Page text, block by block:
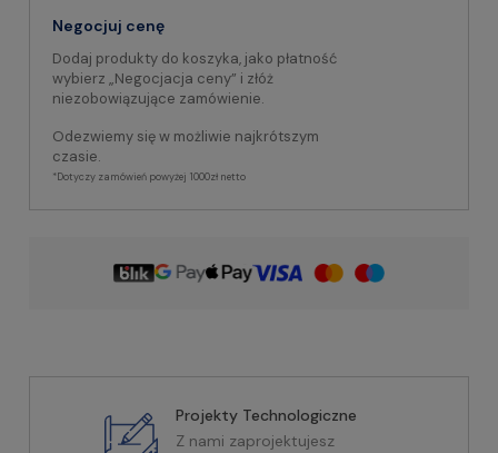
Negocjuj cenę
Dodaj produkty do koszyka, jako płatność
wybierz „Negocjacja ceny” i złóż
niezobowiązujące zamówienie.
Odezwiemy się w możliwie najkrótszym
czasie.
*Dotyczy zamówień powyżej 1000zł netto
Projekty Technologiczne
Z nami zaprojektujesz